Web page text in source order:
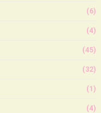
(6)
(4)
(45)
(32)
(1)
(4)